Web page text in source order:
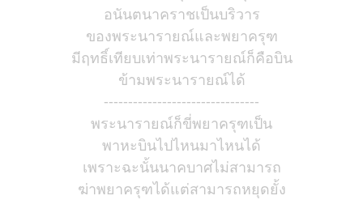
อนันตนาคราชเป็นบริวาร
ของพระนารายณ์และพยาครุฑ
มีฤทธิ์เทียบเท่าพระนารายณ์ก็คือบิน
ข้ามพระนารายณ์ได้
--------------------------------
พระนารายณ์ก็ขี่พยาครุฑเป็น
พาหะบินไปไหนมาไหนได้
เพราะฉะนั้นนาคบาศไม่สามารถ
ฆ่าพยาครุฑได้แต่สามารถหยุดยั้ง